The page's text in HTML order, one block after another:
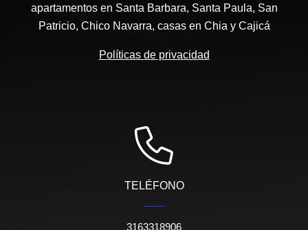
apartamentos en Santa Barbara, Santa Paula, San
Patricio, Chico Navarra, casas en Chia y Cajicá
Políticas de privacidad
TELÉFONO
3163318906